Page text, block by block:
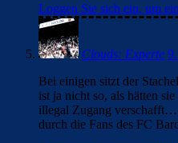
Loggen Sie sich ein, um
Clouds: Experte
Bei einigen sitzt der
ist ja nicht so, als hätten
illegal Zugang
durch die Fans des FC